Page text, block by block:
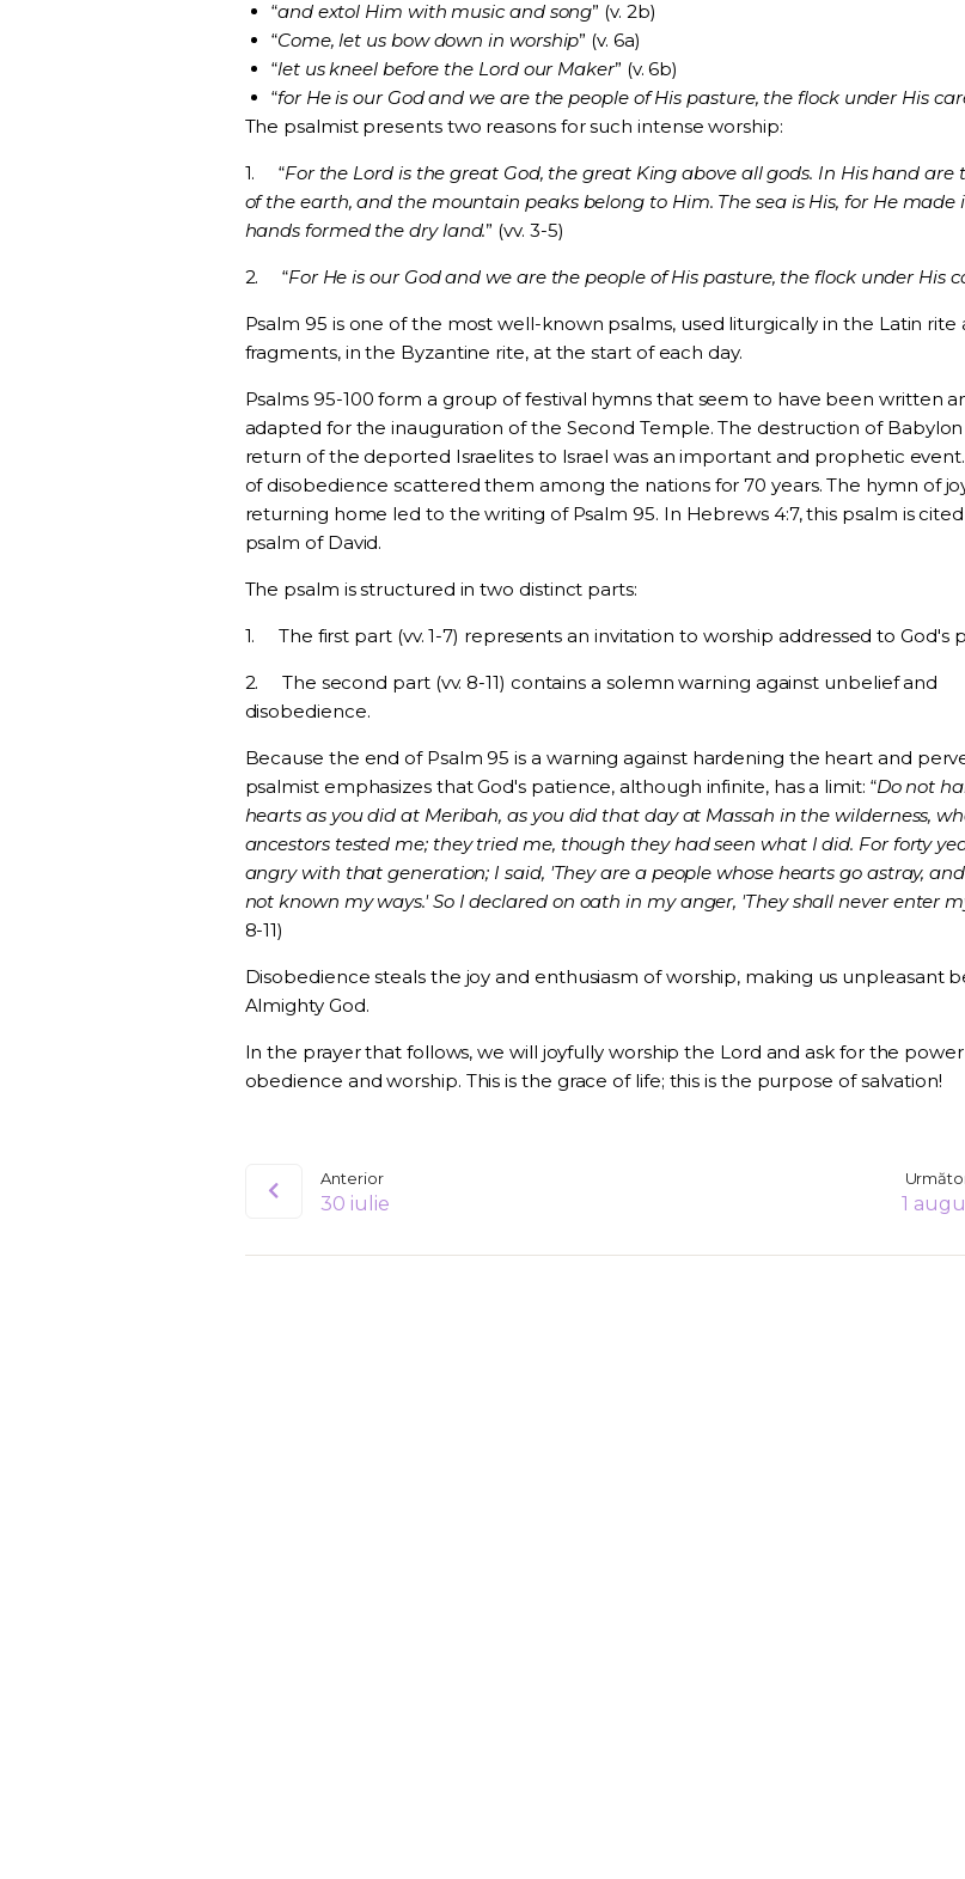
“and extol Him with music and song” (v. 2b)
“Come, let us bow down in worship” (v. 6a)
“let us kneel before the Lord our Maker” (v. 6b)
“for He is our God and we are the people of His pasture, the flock under His
The psalmist presents two reasons for such intense worship:
1. “For the Lord is the great God, the great King above all gods. In His hand are
of the earth, and the mountain peaks belong to Him. The sea is His, for He made
hands formed the dry land.” (vv. 3-5)
2. “For He is our God and we are the people of His pasture, the flock under His
Psalm 95 is one of the most well-known psalms, used liturgically in the Latin rite
fragments, in the Byzantine rite, at the start of each day.
Psalms 95-100 form a group of festival hymns that seem to have been written
adapted for the inauguration of the Second Temple. The destruction of
return of the deported Israelites to Israel was an important and prophetic
of disobedience scattered them among the nations for 70 years. The hymn of
returning home led to the writing of Psalm 95. In Hebrews 4:7, this psalm is cited
psalm of David.
The psalm is structured in two distinct parts:
1. The first part (vv. 1-7) represents an invitation to worship addressed to God's
2.
The second part (vv. 8-11) contains a solemn warning against unbelief and
disobedience.
Because the end of Psalm 95 is a warning against hardening the heart and
psalmist emphasizes that God's patience, although infinite, has a limit: “Do not
hearts as you did at Meribah, as you did that day at Massah in the wilderness,
ancestors tested me; they tried me, though they had seen what I did. For forty
angry with that generation; I said, 'They are a people whose hearts go astray,
not known my ways.' So I declared on oath in my anger, 'They shall never enter
8-11)
Disobedience steals the joy and enthusiasm of worship, making us unpleasant
Almighty God.
In the prayer that follows, we will joyfully worship the Lord and ask for the
obedience and worship. This is the grace of life; this is the purpose of salvation!
Anterior
30 iulie 1